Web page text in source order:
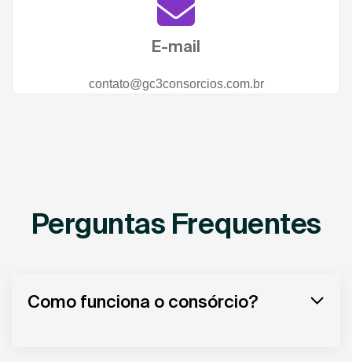
E-mail
contato@gc3consorcios.com.br
Perguntas Frequentes
Como funciona o consórcio?